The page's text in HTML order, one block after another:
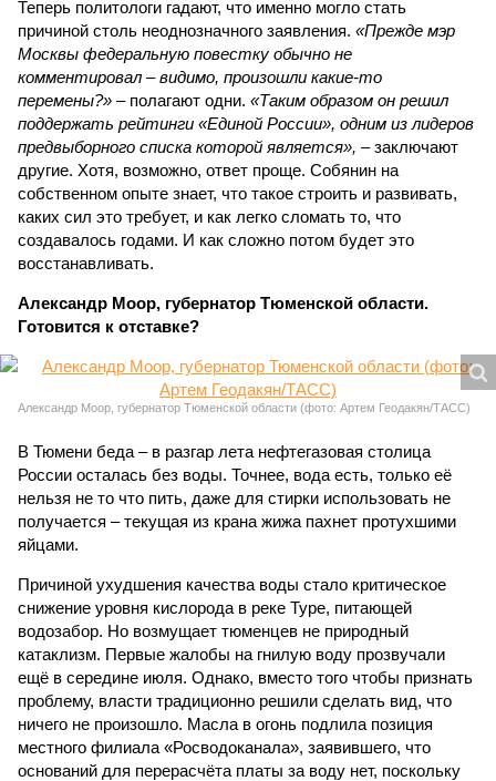
Теперь политологи гадают, что именно могло стать
причиной столь неоднозначного заявления. «Прежде мэр
Москвы федеральную повестку обычно не
комментировал – видимо, произошли какие-то
перемены?» – полагают одни. «Таким образом он решил
поддержать рейтинги «Единой России», одним из лидеров
предвыборного списка которой является», – заключают
другие. Хотя, возможно, ответ проще. Собянин на
собственном опыте знает, что такое строить и развивать,
каких сил это требует, и как легко сломать то, что
создавалось годами. И как сложно потом будет это
восстанавливать.
Александр Моор, губернатор Тюменской области.
Готовится к отставке?
Александр Моор, губернатор Тюменской области (фото: Артем Геодакян/ТАСС)
В Тюмени беда – в разгар лета нефтегазовая столица
России осталась без воды. Точнее, вода есть, только её
нельзя не то что пить, даже для стирки использовать не
получается – текущая из крана жижа пахнет протухшими
яйцами.
Причиной ухудшения качества воды стало критическое
снижение уровня кислорода в реке Туре, питающей
водозабор. Но возмущает тюменцев не природный
катаклизм. Первые жалобы на гнилую воду прозвучали
ещё в середине июля. Однако, вместо того чтобы признать
проблему, власти традиционно решили сделать вид, что
ничего не произошло. Масла в огонь подлила позиция
местного филиала «Росводоканала», заявившего, что
оснований для перерасчёта платы за воду нет, поскольку